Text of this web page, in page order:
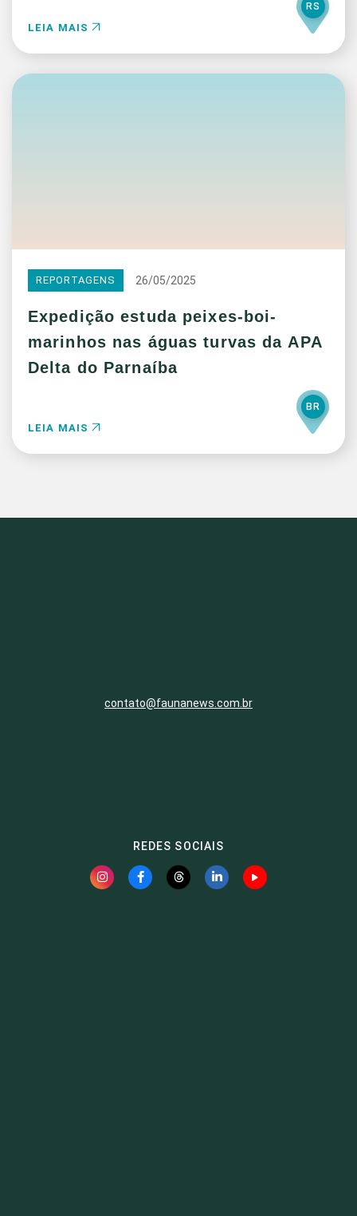
LEIA MAIS
RS
REPORTAGENS 26/05/2025
Expedição estuda peixes-boi-
marinhos nas águas turvas da APA
Delta do Parnaíba
LEIA MAIS
BR
contato@faunanews.com.br
REDES SOCIAIS